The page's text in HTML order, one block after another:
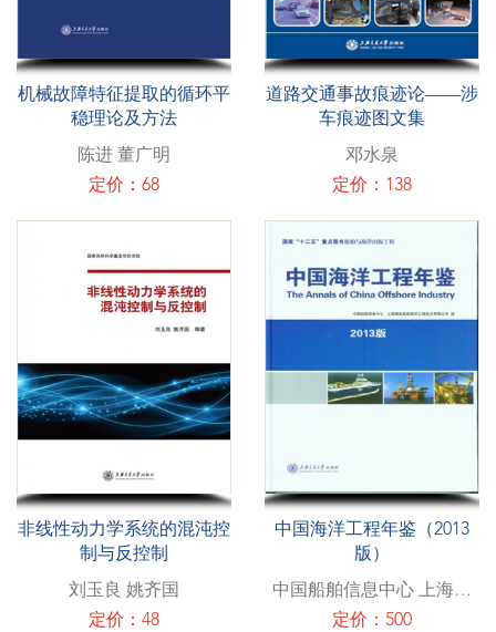
机械故障特征提取的循环平
稳理论及方法
陈进 董广明
定价：68
道路交通事故痕迹论——涉
车痕迹图文集
邓水泉
定价：138
非线性动力学系统的混沌控
制与反控制
刘玉良 姚齐国
定价：48
中国海洋工程年鉴（2013
版）
中国船舶信息中心 上海熔
圣船舶海洋工程技术有限公
定价：500